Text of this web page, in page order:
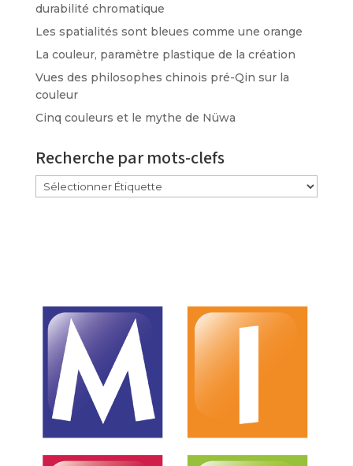
durabilité chromatique
Les spatialités sont bleues comme une orange
La couleur, paramètre plastique de la création
Vues des philosophes chinois pré-Qin sur la
couleur
Cinq couleurs et le mythe de Nüwa
Recherche par mots-clefs
Étiquettes